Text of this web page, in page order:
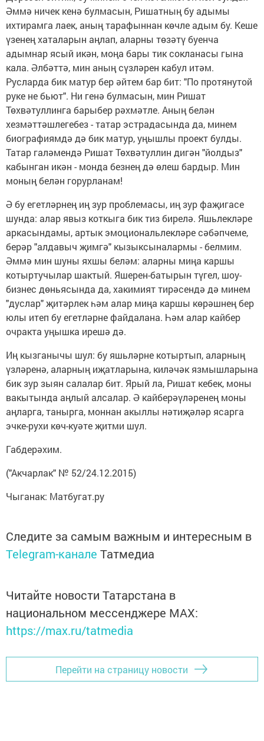
Әммә ничек кенә булмасын, Ришатның бу адымы
ихтирамга лаек, аның тарафыннан көчле адым бу. Кеше
үзенең хаталарын аңлап, аларны төзәтү буенча
адымнар ясый икән, моңа бары тик сокланасы гына
кала. Әлбәттә, мин аның сүзләрен кабул итәм.
Русларда бик матур бер әйтем бар бит: "По протянутой
руке не бьют". Ни генә булмасын, мин Ришат
Төхвәтуллинга барыбер рәхмәтле. Аның белән
хезмәттәшлегебез - татар эстрадасында да, минем
биографиямдә дә бик матур, уңышлы проект булды.
Татар галәмендә Ришат Төхвәтуллин дигән "йолдыз"
кабынган икән - монда безнең дә өлеш бардыр. Мин
моның белән горурланам!
Ә бу егетләрнең иң зур проблемасы, иң зур фаҗигасе
шунда: алар явыз коткыга бик тиз бирелә. Яшьлекләре
аркасындамы, артык эмоциональлекләре сәбәпчеме,
берәр "алдавыч җимгә" кызыксыналармы - белмим.
Әммә мин шуны яхшы беләм: аларны миңа каршы
котыртучылар шактый. Яшерен-батырын түгел, шоу-
бизнес дөньясында да, хакимият тирәсендә дә минем
"дуслар" җитәрлек һәм алар миңа каршы көрәшнең бер
юлы итеп бу егетләрне файдалана. Һәм алар кайбер
очракта уңышка ирешә дә.
Иң кызганычы шул: бу яшьләрне котыртып, аларның
үзләренә, аларның иҗатларына, киләчәк язмышларына
бик зур зыян салалар бит. Ярый ла, Ришат кебек, моны
вакытында аңлый алсалар. Ә кайберәүләренең моны
аңларга, танырга, моннан акыллы нәтиҗәләр ясарга
эчке-рухи көч-куәте җитми шул.
Габдерәхим.
("Акчарлак" № 52/24.12.2015)
Чыганак: Матбугат.ру
Следите за самым важным и интересным в
Telegram-канале Татмедиа
Читайте новости Татарстана в
национальном мессенджере MАХ:
https://max.ru/tatmedia
Перейти на страницу новости